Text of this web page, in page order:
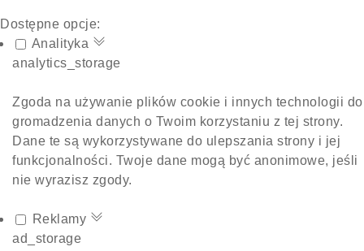
Dostępne opcje:
Analityka
analytics_storage
Zgoda na używanie plików cookie i innych technologii do
gromadzenia danych o Twoim korzystaniu z tej strony.
Dane te są wykorzystywane do ulepszania strony i jej
funkcjonalności. Twoje dane mogą być anonimowe, jeśli
nie wyrazisz zgody.
Reklamy
ad_storage